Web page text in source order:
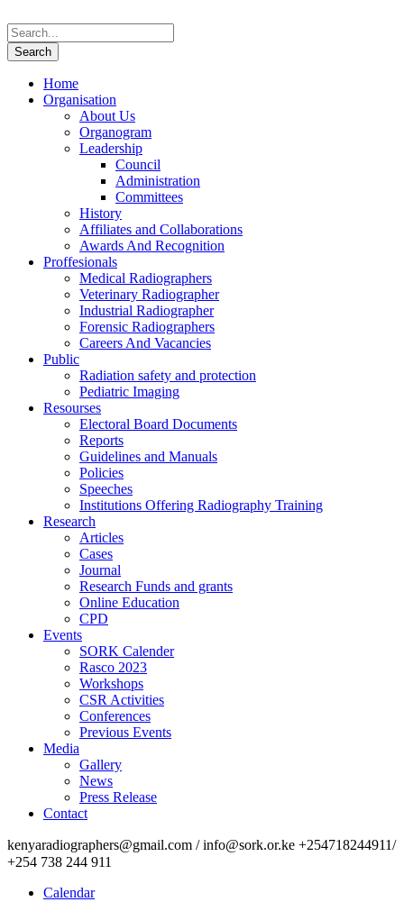
Home
Organisation
About Us
Organogram
Leadership
Council
Administration
Committees
History
Affiliates and Collaborations
Awards And Recognition
Proffesionals
Medical Radiographers
Veterinary Radiographer
Industrial Radiographer
Forensic Radiographers
Careers And Vacancies
Public
Radiation safety and protection
Pediatric Imaging
Resourses
Electoral Board Documents
Reports
Guidelines and Manuals
Policies
Speeches
Institutions Offering Radiography Training
Research
Articles
Cases
Journal
Research Funds and grants
Online Education
CPD
Events
SORK Calender
Rasco 2023
Workshops
CSR Activities
Conferences
Previous Events
Media
Gallery
News
Press Release
Contact
kenyaradiographers@gmail.com / info@sork.or.ke +254718244911/
+254 738 244 911
Calendar